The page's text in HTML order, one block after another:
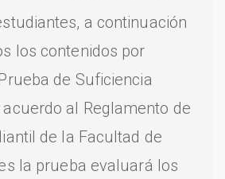
a continuación
los contenidos por
de Suficiencia
al Reglamento de
de la Facultad de
la prueba evaluará los